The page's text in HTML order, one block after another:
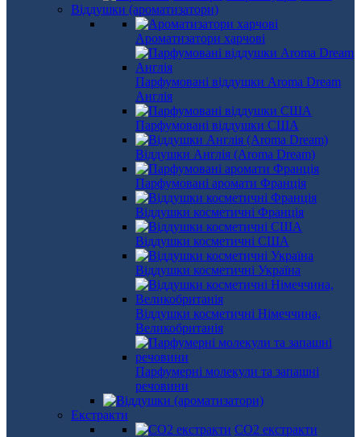
Віддушки (ароматизатори)
Ароматизатори харчові
Парфумовані віддушки Aroma Dream
Англія
Парфумовані віддушки США
Віддушки Англія (Aroma Dream)
Парфумовані аромати Франція
Віддушки косметичні Франція
Віддушки косметичні США
Віддушки косметичні Україна
Віддушки косметичні Німеччина,
Великобританія
Парфумерні молекули та запашні
речовини
Екстракти
СО2 екстракти